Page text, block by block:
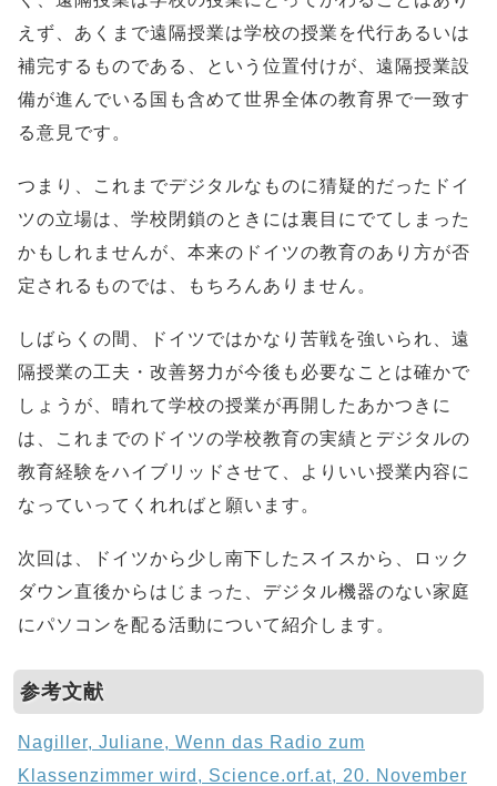
えず、あくまで遠隔授業は学校の授業を代行あるいは
補完するものである、という位置付けが、遠隔授業設
備が進んでいる国も含めて世界全体の教育界で一致す
る意見です。
つまり、これまでデジタルなものに猜疑的だったドイ
ツの立場は、学校閉鎖のときには裏目にでてしまった
かもしれませんが、本来のドイツの教育のあり方が否
定されるものでは、もちろんありません。
しばらくの間、ドイツではかなり苦戦を強いられ、遠
隔授業の工夫・改善努力が今後も必要なことは確かで
しょうが、晴れて学校の授業が再開したあかつきに
は、これまでのドイツの学校教育の実績とデジタルの
教育経験をハイブリッドさせて、よりいい授業内容に
なっていってくれればと願います。
次回は、ドイツから少し南下したスイスから、ロック
ダウン直後からはじまった、デジタル機器のない家庭
にパソコンを配る活動について紹介します。
参考文献
Nagiller, Juliane, Wenn das Radio zum
Klassenzimmer wird, Science.orf.at, 20. November